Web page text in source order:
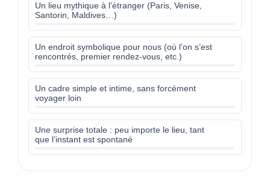
Un lieu mythique à l’étranger (Paris, Venise,
Santorin, Maldives…)
Un endroit symbolique pour nous (où l’on s’est
rencontrés, premier rendez-vous, etc.)
Un cadre simple et intime, sans forcément
voyager loin
Une surprise totale : peu importe le lieu, tant
que l’instant est spontané